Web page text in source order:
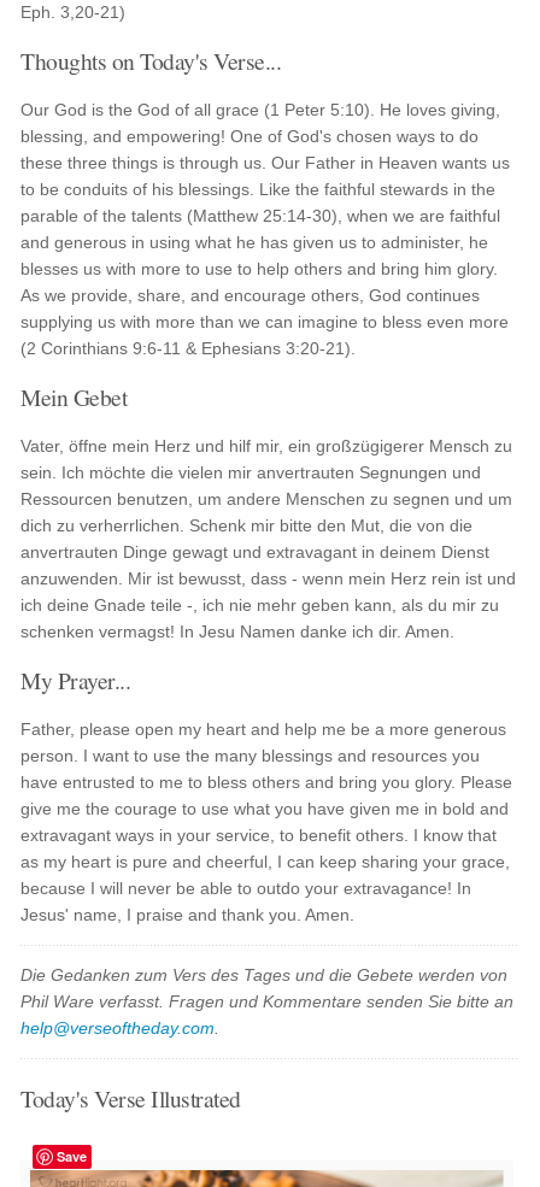
Eph. 3,20-21)
Thoughts on Today's Verse...
Our God is the God of all grace (1 Peter 5:10). He loves giving,
blessing, and empowering! One of God's chosen ways to do
these three things is through us. Our Father in Heaven wants us
to be conduits of his blessings. Like the faithful stewards in the
parable of the talents (Matthew 25:14-30), when we are faithful
and generous in using what he has given us to administer, he
blesses us with more to use to help others and bring him glory.
As we provide, share, and encourage others, God continues
supplying us with more than we can imagine to bless even more
(2 Corinthians 9:6-11 & Ephesians 3:20-21).
Mein Gebet
Vater, öffne mein Herz und hilf mir, ein großzügigerer Mensch zu
sein. Ich möchte die vielen mir anvertrauten Segnungen und
Ressourcen benutzen, um andere Menschen zu segnen und um
dich zu verherrlichen. Schenk mir bitte den Mut, die von die
anvertrauten Dinge gewagt und extravagant in deinem Dienst
anzuwenden. Mir ist bewusst, dass - wenn mein Herz rein ist und
ich deine Gnade teile -, ich nie mehr geben kann, als du mir zu
schenken vermagst! In Jesu Namen danke ich dir. Amen.
My Prayer...
Father, please open my heart and help me be a more generous
person. I want to use the many blessings and resources you
have entrusted to me to bless others and bring you glory. Please
give me the courage to use what you have given me in bold and
extravagant ways in your service, to benefit others. I know that
as my heart is pure and cheerful, I can keep sharing your grace,
because I will never be able to outdo your extravagance! In
Jesus' name, I praise and thank you. Amen.
Die Gedanken zum Vers des Tages und die Gebete werden von
Phil Ware verfasst. Fragen und Kommentare senden Sie bitte an
help@verseoftheday.com
Today's Verse Illustrated
Save